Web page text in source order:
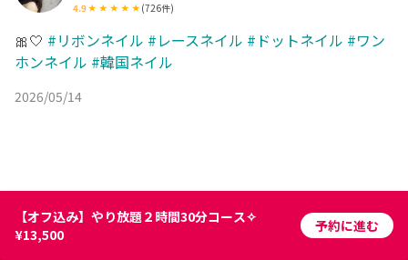
4.9 (726件)
🎀🤍 #リボンネイル #レースネイル #ドットネイル #ワン
ホンネイル #韓国ネイル
2026/05/14
【オフ込み】やり放題２時間30分コース✧
¥13,500
予約に進む